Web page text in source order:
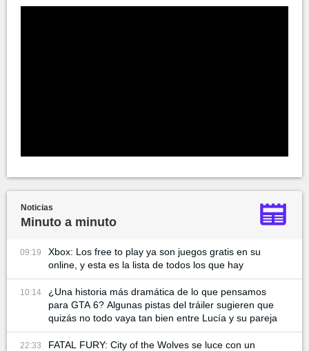
Noticias
Minuto a minuto
09:19
Xbox: Los free to play ya son juegos gratis en su
online, y esta es la lista de todos los que hay
10:14
¿Una historia más dramática de lo que pensamos
para GTA 6? Algunas pistas del tráiler sugieren que
quizás no todo vaya tan bien entre Lucía y su pareja
22:33
FATAL FURY: City of the Wolves se luce con un